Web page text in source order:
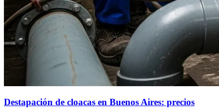
Destapación de cloacas en Buenos Aires: precios